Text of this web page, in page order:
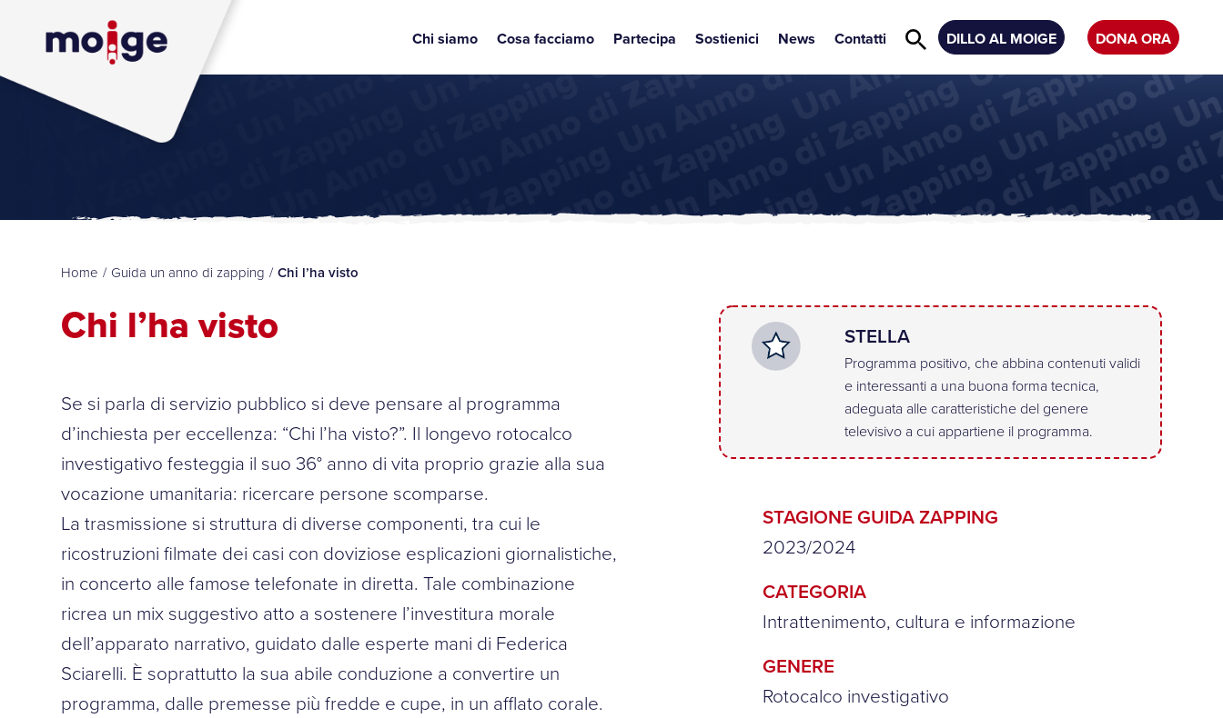
Chi siamo Cosa facciamo Partecipa Sostienici News Contatti DILLO AL MOIGE DONA ORA
Home / Guida un anno di zapping / Chi l’ha visto
Chi l’ha visto
Se si parla di servizio pubblico si deve pensare al programma
d’inchiesta per eccellenza: “Chi l’ha visto?”. Il longevo rotocalco
investigativo festeggia il suo 36° anno di vita proprio grazie alla sua
vocazione umanitaria: ricercare persone scomparse.
La trasmissione si struttura di diverse componenti, tra cui le
ricostruzioni filmate dei casi con doviziose esplicazioni giornalistiche,
in concerto alle famose telefonate in diretta. Tale combinazione
ricrea un mix suggestivo atto a sostenere l’investitura morale
dell’apparato narrativo, guidato dalle esperte mani di Federica
Sciarelli. È soprattutto la sua abile conduzione a convertire un
programma, dalle premesse più fredde e cupe, in un afflato corale.
STELLA
Programma positivo, che abbina contenuti validi
e interessanti a una buona forma tecnica,
adeguata alle caratteristiche del genere
televisivo a cui appartiene il programma.
STAGIONE GUIDA ZAPPING
2023/2024
CATEGORIA
Intrattenimento, cultura e informazione
GENERE
Rotocalco investigativo